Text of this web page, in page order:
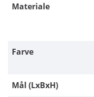
Materiale
Farve
Mål (LxBxH)